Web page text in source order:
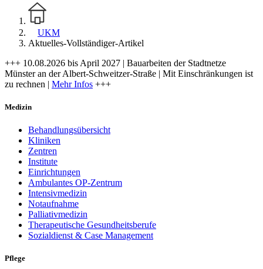
UKM
Aktuelles-Vollständiger-Artikel
+++ 10.08.2026 bis April 2027 | Bauarbeiten der Stadtnetze
Münster an der Albert-Schweitzer-Straße | Mit Einschränkungen ist
zu rechnen | Mehr Infos +++
Medizin
Behandlungsübersicht
Kliniken
Zentren
Institute
Einrichtungen
Ambulantes OP-Zentrum
Intensivmedizin
Notaufnahme
Palliativmedizin
Therapeutische Gesundheitsberufe
Sozialdienst & Case Management
Pflege